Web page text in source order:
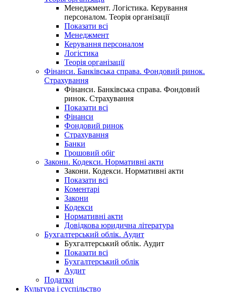
Менеджмент. Логістика. Керування
персоналом. Теорія організації
Показати всі
Менеджмент
Керування персоналом
Логістика
Теорія організації
Фінанси. Банківська справа. Фондовий ринок.
Страхування
Фінанси. Банківська справа. Фондовий
ринок. Страхування
Показати всі
Фінанси
Фондовий ринок
Страхування
Банки
Грошовий обіг
Закони. Кодекси. Нормативні акти
Закони. Кодекси. Нормативні акти
Показати всі
Коментарі
Закони
Кодекси
Нормативні акти
Довідкова юридична література
Бухгалтерський облік. Аудит
Бухгалтерський облік. Аудит
Показати всі
Бухгалтерський облік
Аудит
Податки
Культура і суспільство